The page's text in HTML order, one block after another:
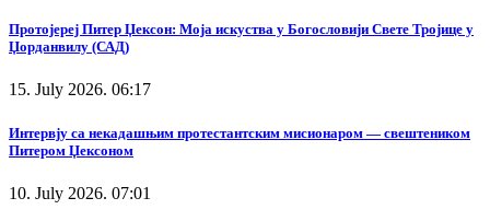
Протојереј Питер Џексон: Моја искуства у Богословији Свете Тројице у
Џорданвилу (САД)
15. July 2026. 06:17
Интервју са некадашњим протестантским мисионаром — свештеником
Питером Џексоном
10. July 2026. 07:01